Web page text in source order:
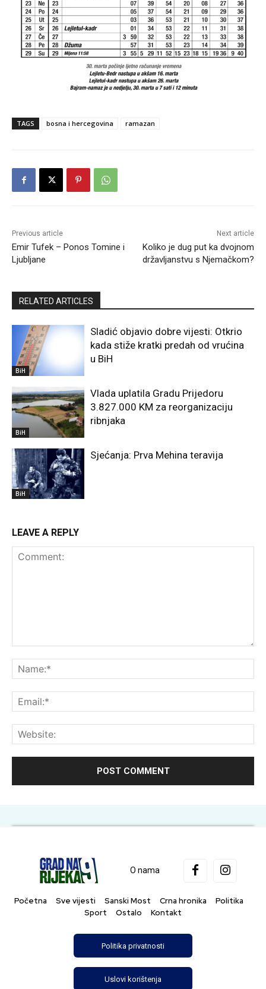
TAGS bosna i hercegovina ramazan
Previous article
Emir Tufek – Ponos Tomine i
Ljubljane
Next article
Koliko je dug put ka dvojnom
državljanstvu s Njemačkom?
RELATED ARTICLES
BiH
Sladić objavio dobre vijesti: Otkrio
kada stiže kratki predah od vrućina
u BiH
BiH
Vlada uplatila Gradu Prijedoru
3.827.000 KM za reorganizaciju
ribnjaka
BiH
Sjećanja: Prva Mehina teravija
LEAVE A REPLY
O nama
Početna Sve vijesti Sanski Most Crna hronika
Politika
Sport
Ostalo Kontakt
Politika privatnosti
Uslovi korištenja